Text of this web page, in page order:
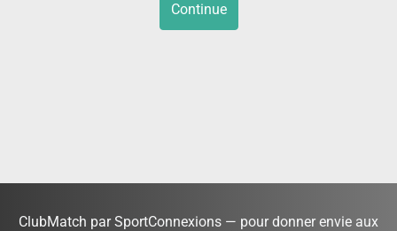
Continue
ClubMatch par SportConnexions — pour donner envie aux